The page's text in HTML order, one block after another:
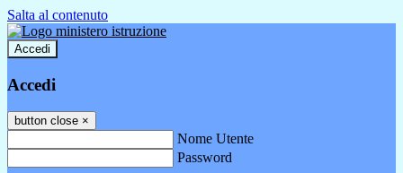
Salta al contenuto
Accedi
Accedi
button close ×
Nome Utente
Password